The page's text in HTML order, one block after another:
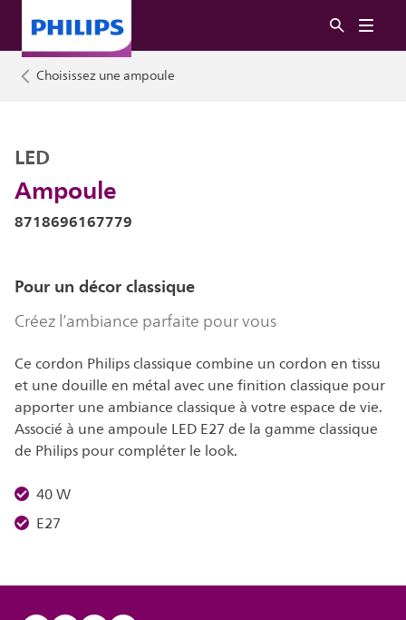
Choisissez une ampoule
Ampoule
LED
8718696167779
Pour un décor classique
Créez l’ambiance parfaite pour vous
Ce cordon Philips classique combine un cordon en tissu
et une douille en métal avec une finition classique pour
apporter une ambiance classique à votre espace de vie.
Associé à une ampoule LED E27 de la gamme classique
de Philips pour compléter le look.
40 W
E27